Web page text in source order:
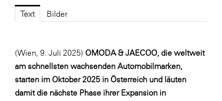
Fressnapf
FV Energierohstoff & Kraftstoff
Gas Connect Austria
Text Bilder
(Wien, 9. Juli 2025) OMODA & JAECOO, die weltweit
am schnellsten wachsenden Automobilmarken,
starten im Oktober 2025 in Österreich und läuten
damit die nächste Phase ihrer Expansion in